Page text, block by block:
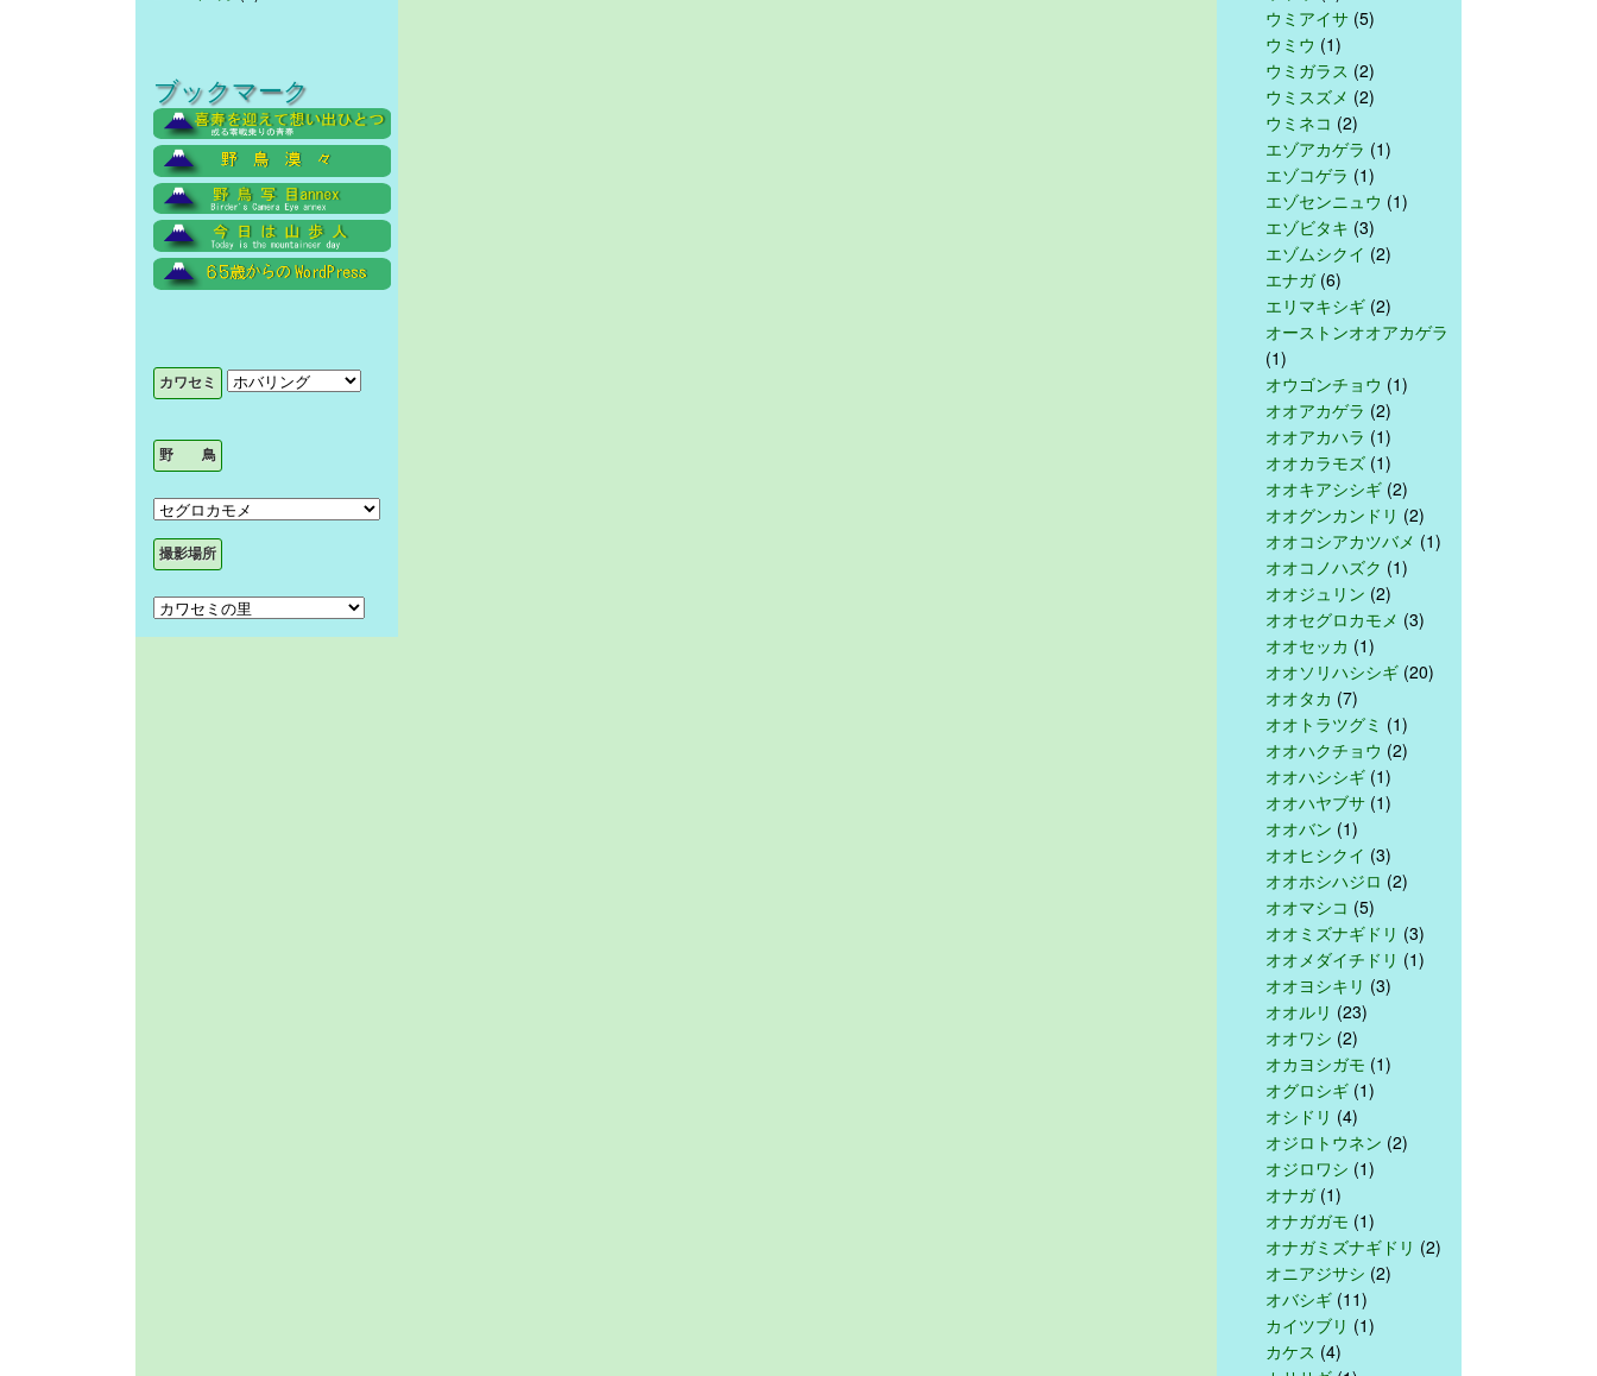
ブックマーク
ウミアイサ (5)
ウミウ (1)
ウミガラス (2)
ウミスズメ (2)
ウミネコ (2)
エゾアカゲラ (1)
エゾコゲラ (1)
エゾセンニュウ (1)
エゾビタキ (3)
エゾムシクイ (2)
エナガ(6)
エリマキシギ (2)
オーストンオオアカゲラ
(1)
オウゴンチョウ (1)
オオアカゲラ (2)
オオアカハラ (1)
オオカラモズ (1)
オオキアシシギ (2)
オオグンカンドリ (2)
オオコシアカツバメ (1)
オオコノハズク (1)
オオジュリン (2)
オオセグロカモメ (3)
オオセッカ (1)
オオソリハシシギ (20)
オオタカ (7)
オオトラツグミ (1)
オオハクチョウ (2)
オオハシシギ (1)
オオハヤブサ (1)
オオバン (1)
オオヒシクイ (3)
オオホシハジロ (2)
オオマシコ (5)
オオミズナギドリ (3)
オオメダイチドリ (1)
オオヨシキリ (3)
オオルリ (23)
オオワシ (2)
オカヨシガモ (1)
オグロシギ (1)
オシドリ (4)
オジロトウネン (2)
オジロワシ (1)
オナガ(1)
オナガガモ (1)
オナガミズナギドリ (2)
オニアジサシ (2)
オバシギ (11)
カイツブリ (1)
カケス (4)